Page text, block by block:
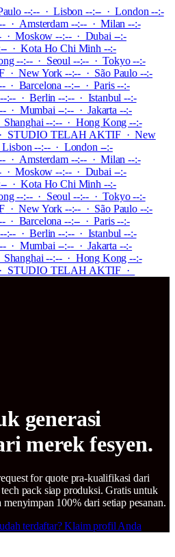
--:-- · Lisbon --:-- · London --:-
· Amsterdam --:-- · Milan --:-
· Moskow --:-- · Dubai --:-
· Kota Ho Chi Minh --:-
--:-- · Seoul --:-- · Tokyo --:-
·New York --:-- · São Paulo --:-
· Barcelona --:-- · Paris --:-
:-- · Berlin --:-- · Istanbul --:-
· Mumbai --:-- · Jakarta --:-
--:-- · Hong Kong --:-
STUDIO TELAH AKTIF ·New
--:-- · London --:-
· Amsterdam --:-- · Milan --:-
· Moskow --:-- · Dubai --:-
· Kota Ho Chi Minh --:-
--:-- · Seoul --:-- · Tokyo --:-
·New York --:-- · São Paulo --:-
· Barcelona --:-- · Paris --:-
:-- · Berlin --:-- · Istanbul --:-
· Mumbai --:-- · Jakarta --:-
--:-- · Hong Kong --:-
STUDIO TELAH AKTIF ·
generasi
merek fesyen.
for quote pra-kualifikasi dari
pack siap produksi. Gratis untuk
100% dari setiap pesanan.
terdaftar? Klaim profil Anda